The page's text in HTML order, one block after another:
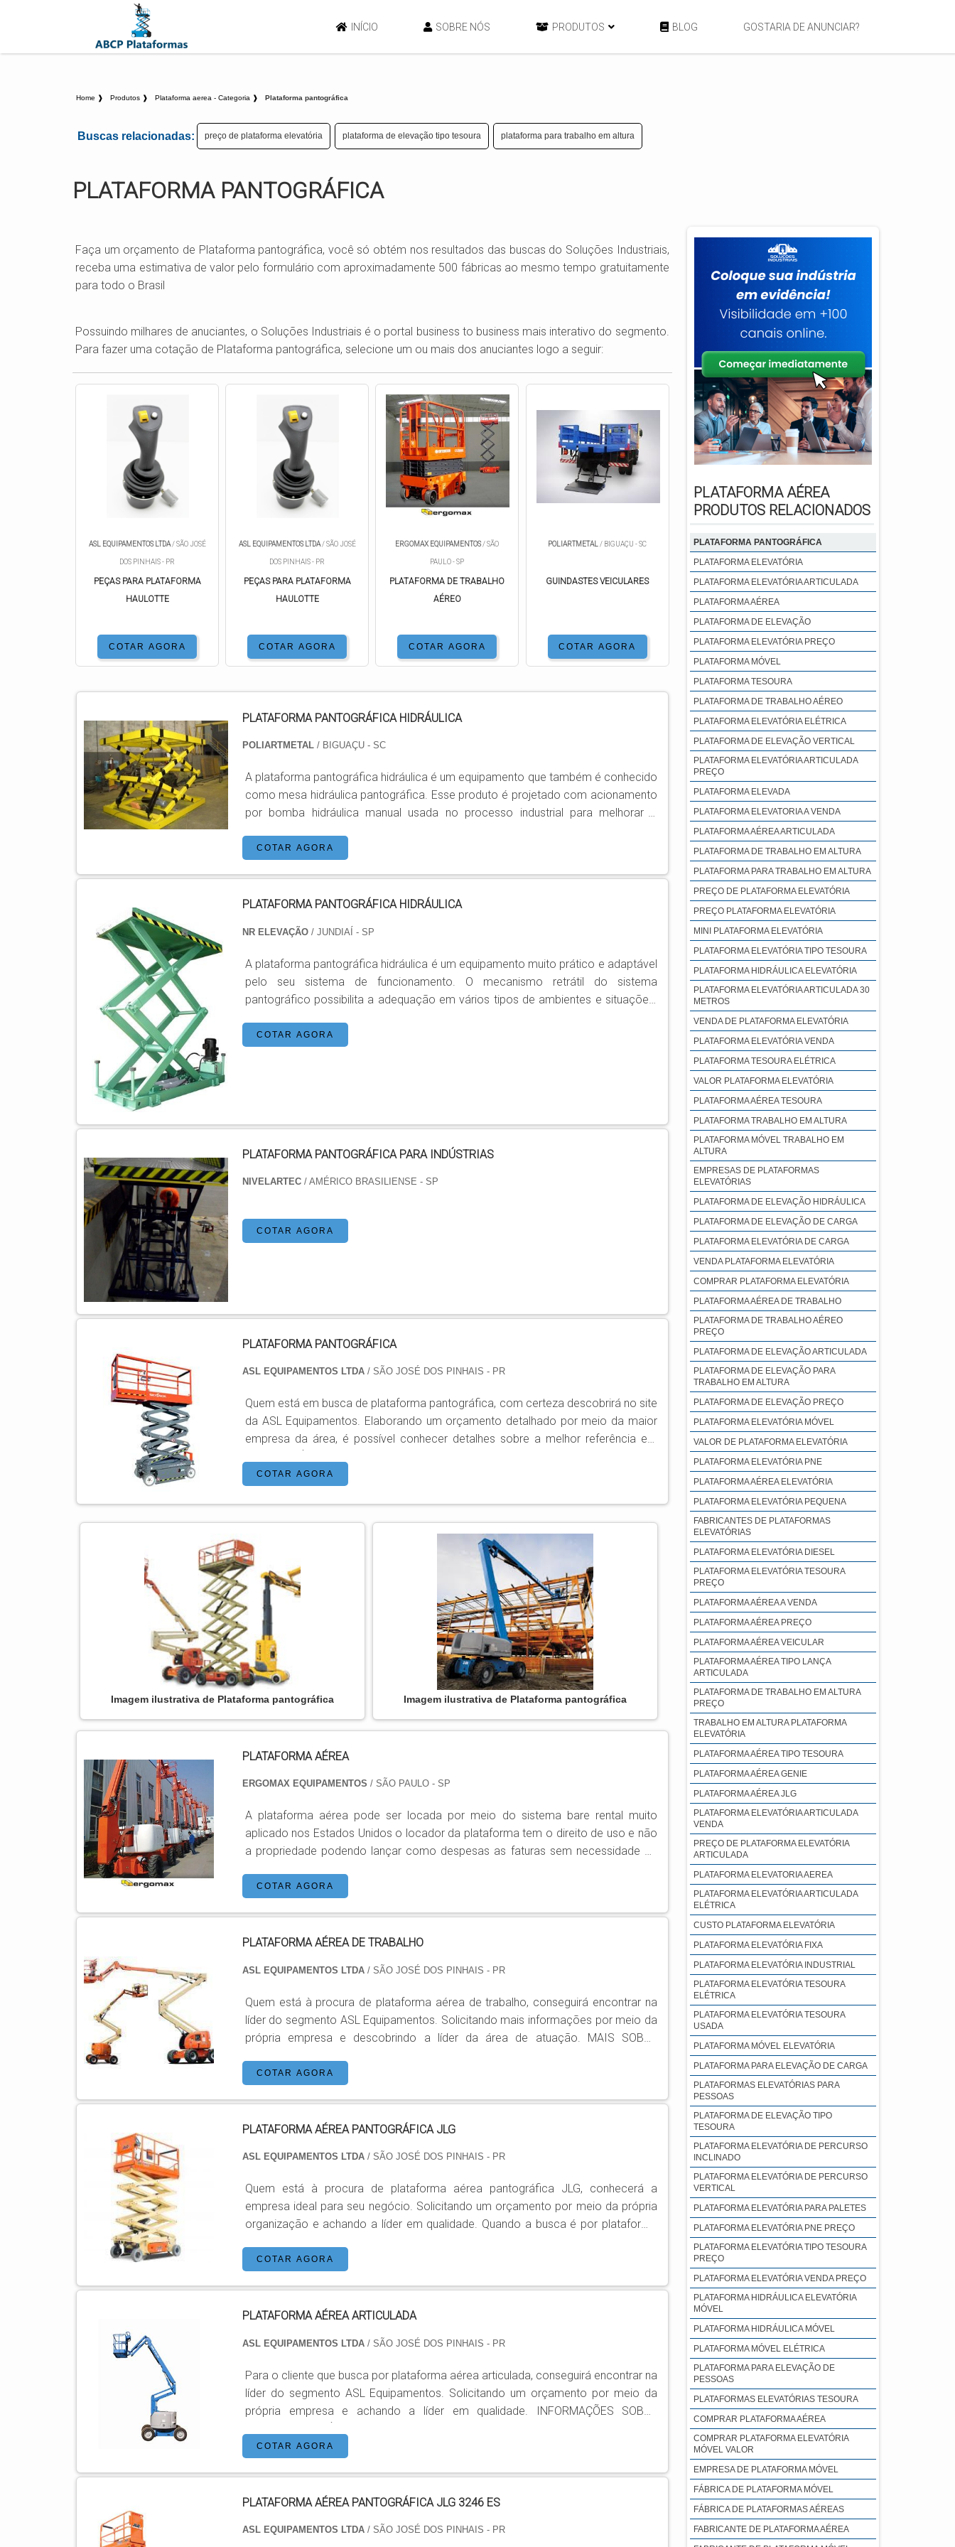
INÍCIO SOBRE NÓS PRODUTOS BLOG GOSTARIA DE ANUNCIAR?
Home ❱ Produtos ❱ Plataforma aerea - Categoria ❱ Plataforma pantográfica
Buscas relacionadas: preço de plataforma elevatória plataforma de elevação tipo tesoura plataforma para trabalho em altura
PLATAFORMA PANTOGRÁFICA
Faça um orçamento de Plataforma pantográfica, você só obtém nos resultados das buscas do Soluções Industriais,
receba uma estimativa de valor pelo formulário com aproximadamente 500 fábricas ao mesmo tempo gratuitamente
para todo o Brasil
Possuindo milhares de anuciantes, o Soluções Industriais é o portal business to business mais interativo do segmento.
Para fazer uma cotação de Plataforma pantográfica, selecione um ou mais dos anuciantes logo a seguir:
ASL EQUIPAMENTOS LTDA/ SÃO JOSÉ
DOS PINHAIS - PR
PEÇAS PARA PLATAFORMA
HAULOTTE
COTAR AGORA
ASL EQUIPAMENTOS LTDA/ SÃO JOSÉ
DOS PINHAIS - PR
PEÇAS PARA PLATAFORMA
HAULOTTE
COTAR AGORA
ERGOMAX EQUIPAMENTOS/ SÃO
PAULO - SP
PLATAFORMA DE TRABALHO
AÉREO
COTAR AGORA
POLIARTMETAL/ BIGUAÇU - SC
GUINDASTES VEICULARES
COTAR AGORA
PLATAFORMA PANTOGRÁFICA HIDRÁULICA
POLIARTMETAL / BIGUAÇU - SC
A plataforma pantográfica hidráulica é um equipamento que também é conhecido
como mesa hidráulica pantográfica. Esse produto é projetado com acionamento
por bomba hidráulica manual usada no processo industrial para melhorar à
modernas, de projeto e fabricação de acordo com os desejos dos clientes para
interna, área comum e externa. Plataformas...
COTAR AGORA
PLATAFORMA PANTOGRÁFICA HIDRÁULICA
NR ELEVAÇÃO / JUNDIAÍ - SP
A plataforma pantográfica hidráulica é um equipamento muito prático e adaptável
pelo seu sistema de funcionamento. O mecanismo retrátil do sistema
pantográfico possibilita a adequação em vários tipos de ambientes e situações.
que os mecânicos de manutenção usam nas empresas em gerais para elevação
COTAR AGORA
PLATAFORMA PANTOGRÁFICA PARA INDÚSTRIAS
NIVELARTEC / AMÉRICO BRASILIENSE - SP
COTAR AGORA
PLATAFORMA PANTOGRÁFICA
ASL EQUIPAMENTOS LTDA / SÃO JOSÉ DOS PINHAIS - PR
Quem está em busca de plataforma pantográfica, com certeza descobrirá no site
da ASL Equipamentos. Elaborando um orçamento detalhado por meio da maior
empresa da área, é possível conhecer detalhes sobre a melhor referência em
especializadas. Esse tipo de cuidado ajuda a garantir a qualidade e durabilidade
COTAR AGORA
Imagem ilustrativa de Plataforma pantográfica Imagem ilustrativa de Plataforma pantográfica
PLATAFORMA AÉREA
ERGOMAX EQUIPAMENTOS / SÃO PAULO - SP
A plataforma aérea pode ser locada por meio do sistema bare rental muito
aplicado nos Estados Unidos o locador da plataforma tem o direito de uso e não
a propriedade podendo lançar como despesas as faturas sem necessidade de
melhor aproveitamento do uso da plataforma locada. TIPOS DE PLATAFORMAS
Plataforma tesoura GTJZ10; Plataforma articulada GT...
COTAR AGORA
PLATAFORMA AÉREA DE TRABALHO
ASL EQUIPAMENTOS LTDA / SÃO JOSÉ DOS PINHAIS - PR
Quem está à procura de plataforma aérea de trabalho, conseguirá encontrar na
líder do segmento ASL Equipamentos. Solicitando mais informações por meio da
própria empresa e descobrindo a líder da área de atuação. MAIS SOBRE
trabalho em uma companhia comprometida com os serviços, consegue
móveis ...
COTAR AGORA
PLATAFORMA AÉREA PANTOGRÁFICA JLG
ASL EQUIPAMENTOS LTDA / SÃO JOSÉ DOS PINHAIS - PR
Quem está à procura de plataforma aérea pantográfica JLG, conhecerá a
empresa ideal para seu negócio. Solicitando um orçamento por meio da própria
organização e achando a líder em qualidade. Quando a busca é por plataforma
encontrará precisão com qualidade e rapidez no atendimento. DETALHES SOBRE
COTAR AGORA
PLATAFORMA AÉREA ARTICULADA
ASL EQUIPAMENTOS LTDA / SÃO JOSÉ DOS PINHAIS - PR
Para o cliente que busca por plataforma aérea articulada, conseguirá encontrar na
líder do segmento ASL Equipamentos. Solicitando um orçamento por meio da
própria empresa e achando a líder em qualidade. INFORMAÇÕES SOBRE
aérea articulada em uma companhia inovadora, chega até a ASL Equipamentos.
COTAR AGORA
PLATAFORMA AÉREA PANTOGRÁFICA JLG 3246 ES
ASL EQUIPAMENTOS LTDA / SÃO JOSÉ DOS PINHAIS - PR
PLATAFORMA AÉREA
PRODUTOS RELACIONADOS
PLATAFORMA PANTOGRÁFICA
PLATAFORMA ELEVATÓRIA
PLATAFORMA ELEVATÓRIA ARTICULADA
PLATAFORMA AÉREA
PLATAFORMA DE ELEVAÇÃO
PLATAFORMA ELEVATÓRIA PREÇO
PLATAFORMA MÓVEL
PLATAFORMA TESOURA
PLATAFORMA DE TRABALHO AÉREO
PLATAFORMA ELEVATÓRIA ELÉTRICA
PLATAFORMA DE ELEVAÇÃO VERTICAL
PLATAFORMA ELEVATÓRIA ARTICULADA
PREÇO
PLATAFORMA ELEVADA
PLATAFORMA ELEVATORIA A VENDA
PLATAFORMA AÉREA ARTICULADA
PLATAFORMA DE TRABALHO EM ALTURA
PLATAFORMA PARA TRABALHO EM ALTURA
PREÇO DE PLATAFORMA ELEVATÓRIA
PREÇO PLATAFORMA ELEVATÓRIA
MINI PLATAFORMA ELEVATÓRIA
PLATAFORMA ELEVATÓRIA TIPO TESOURA
PLATAFORMA HIDRÁULICA ELEVATÓRIA
PLATAFORMA ELEVATÓRIA ARTICULADA 30
METROS
VENDA DE PLATAFORMA ELEVATÓRIA
PLATAFORMA ELEVATÓRIA VENDA
PLATAFORMA TESOURA ELÉTRICA
VALOR PLATAFORMA ELEVATÓRIA
PLATAFORMA AÉREA TESOURA
PLATAFORMA TRABALHO EM ALTURA
PLATAFORMA MÓVEL TRABALHO EM
ALTURA
EMPRESAS DE PLATAFORMAS
ELEVATÓRIAS
PLATAFORMA DE ELEVAÇÃO HIDRÁULICA
PLATAFORMA DE ELEVAÇÃO DE CARGA
PLATAFORMA ELEVATÓRIA DE CARGA
VENDA PLATAFORMA ELEVATÓRIA
COMPRAR PLATAFORMA ELEVATÓRIA
PLATAFORMA AÉREA DE TRABALHO
PLATAFORMA DE TRABALHO AÉREO
PREÇO
PLATAFORMA DE ELEVAÇÃO ARTICULADA
PLATAFORMA DE ELEVAÇÃO PARA
TRABALHO EM ALTURA
PLATAFORMA DE ELEVAÇÃO PREÇO
PLATAFORMA ELEVATÓRIA MÓVEL
VALOR DE PLATAFORMA ELEVATÓRIA
PLATAFORMA ELEVATÓRIA PNE
PLATAFORMA AÉREA ELEVATÓRIA
PLATAFORMA ELEVATÓRIA PEQUENA
FABRICANTES DE PLATAFORMAS
ELEVATÓRIAS
PLATAFORMA ELEVATÓRIA DIESEL
PLATAFORMA ELEVATÓRIA TESOURA
PREÇO
PLATAFORMA AÉREA A VENDA
PLATAFORMA AÉREA PREÇO
PLATAFORMA AÉREA VEICULAR
PLATAFORMA AÉREA TIPO LANÇA
ARTICULADA
PLATAFORMA DE TRABALHO EM ALTURA
PREÇO
TRABALHO EM ALTURA PLATAFORMA
ELEVATÓRIA
PLATAFORMA AÉREA TIPO TESOURA
PLATAFORMA AÉREA GENIE
PLATAFORMA AÉREA JLG
PLATAFORMA ELEVATÓRIA ARTICULADA
VENDA
PREÇO DE PLATAFORMA ELEVATÓRIA
ARTICULADA
PLATAFORMA ELEVATORIA AEREA
PLATAFORMA ELEVATÓRIA ARTICULADA
ELÉTRICA
CUSTO PLATAFORMA ELEVATÓRIA
PLATAFORMA ELEVATÓRIA FIXA
PLATAFORMA ELEVATÓRIA INDUSTRIAL
PLATAFORMA ELEVATÓRIA TESOURA
ELÉTRICA
PLATAFORMA ELEVATÓRIA TESOURA
USADA
PLATAFORMA MÓVEL ELEVATÓRIA
PLATAFORMA PARA ELEVAÇÃO DE CARGA
PLATAFORMAS ELEVATÓRIAS PARA
PESSOAS
PLATAFORMA DE ELEVAÇÃO TIPO
TESOURA
PLATAFORMA ELEVATÓRIA DE PERCURSO
INCLINADO
PLATAFORMA ELEVATÓRIA DE PERCURSO
VERTICAL
PLATAFORMA ELEVATÓRIA PARA PALETES
PLATAFORMA ELEVATÓRIA PNE PREÇO
PLATAFORMA ELEVATÓRIA TIPO TESOURA
PREÇO
PLATAFORMA ELEVATÓRIA VENDA PREÇO
PLATAFORMA HIDRÁULICA ELEVATÓRIA
MÓVEL
PLATAFORMA HIDRÁULICA MÓVEL
PLATAFORMA MÓVEL ELÉTRICA
PLATAFORMA PARA ELEVAÇÃO DE
PESSOAS
PLATAFORMAS ELEVATÓRIAS TESOURA
COMPRAR PLATAFORMA AÉREA
COMPRAR PLATAFORMA ELEVATÓRIA
MÓVEL VALOR
EMPRESA DE PLATAFORMA MÓVEL
FÁBRICA DE PLATAFORMA MÓVEL
FÁBRICA DE PLATAFORMAS AÉREAS
FABRICANTE DE PLATAFORMA AÉREA